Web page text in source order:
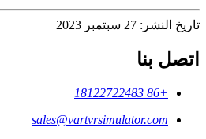
تاريخ النشر: 27 سبتمبر 2023
اتصل بنا
+86 18122722483
sales@vartvrsimulator.com